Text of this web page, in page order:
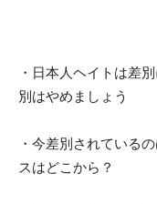
・日本人ヘイトは差
別はやめましょう
・今差別されている
スはどこから？